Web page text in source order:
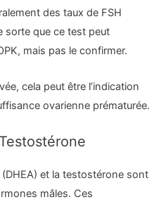
des taux de FSH
sorte que ce test peut
mais pas le confirmer.
cela peut être l’indication
ovarienne prématurée.
et la testostérone sont
mâles. Ces